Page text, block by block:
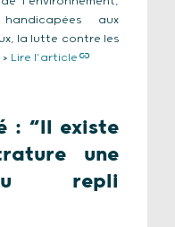
aux
la lutte contre les
Lire l’article
: “Il existe
une
repli